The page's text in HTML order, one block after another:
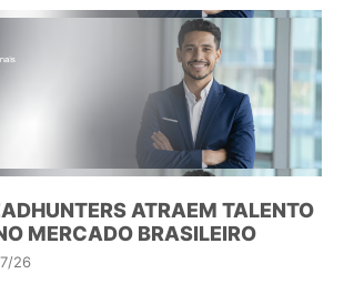
ATRAEM TALENTO
MERCADO BRASILEIRO
26